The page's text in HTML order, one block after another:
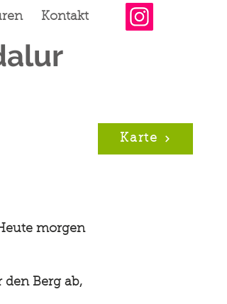
Kontakt
Karte
morgen
Berg ab,